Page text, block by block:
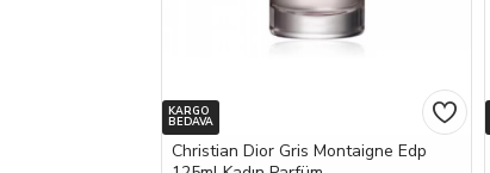
KARGO
BEDAVA
Christian Dior Gris Montaigne Edp